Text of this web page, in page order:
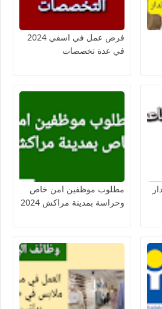
فرص عمل في اسفي 2024
في عدة تخصصات
مطلوب موظفين امن خاص
وحراسة بمدينة مراكش 2024